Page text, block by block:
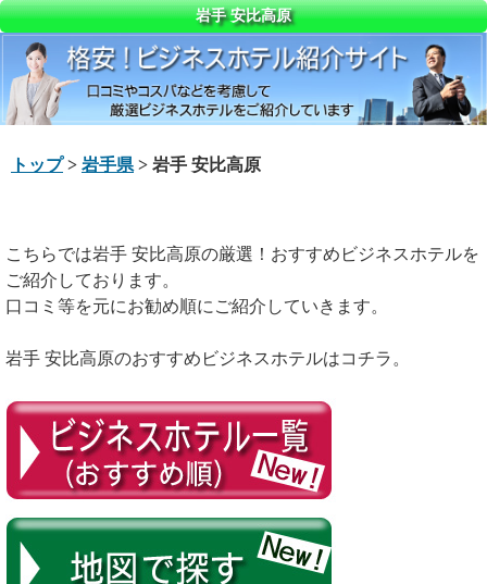
岩手 安比高原
トップ> 岩手県 > 岩手 安比高原
こちらでは岩手 安比高原の厳選！おすすめビジネスホテルを
ご紹介しております。
口コミ等を元にお勧め順にご紹介していきます。
岩手 安比高原のおすすめビジネスホテルはコチラ。